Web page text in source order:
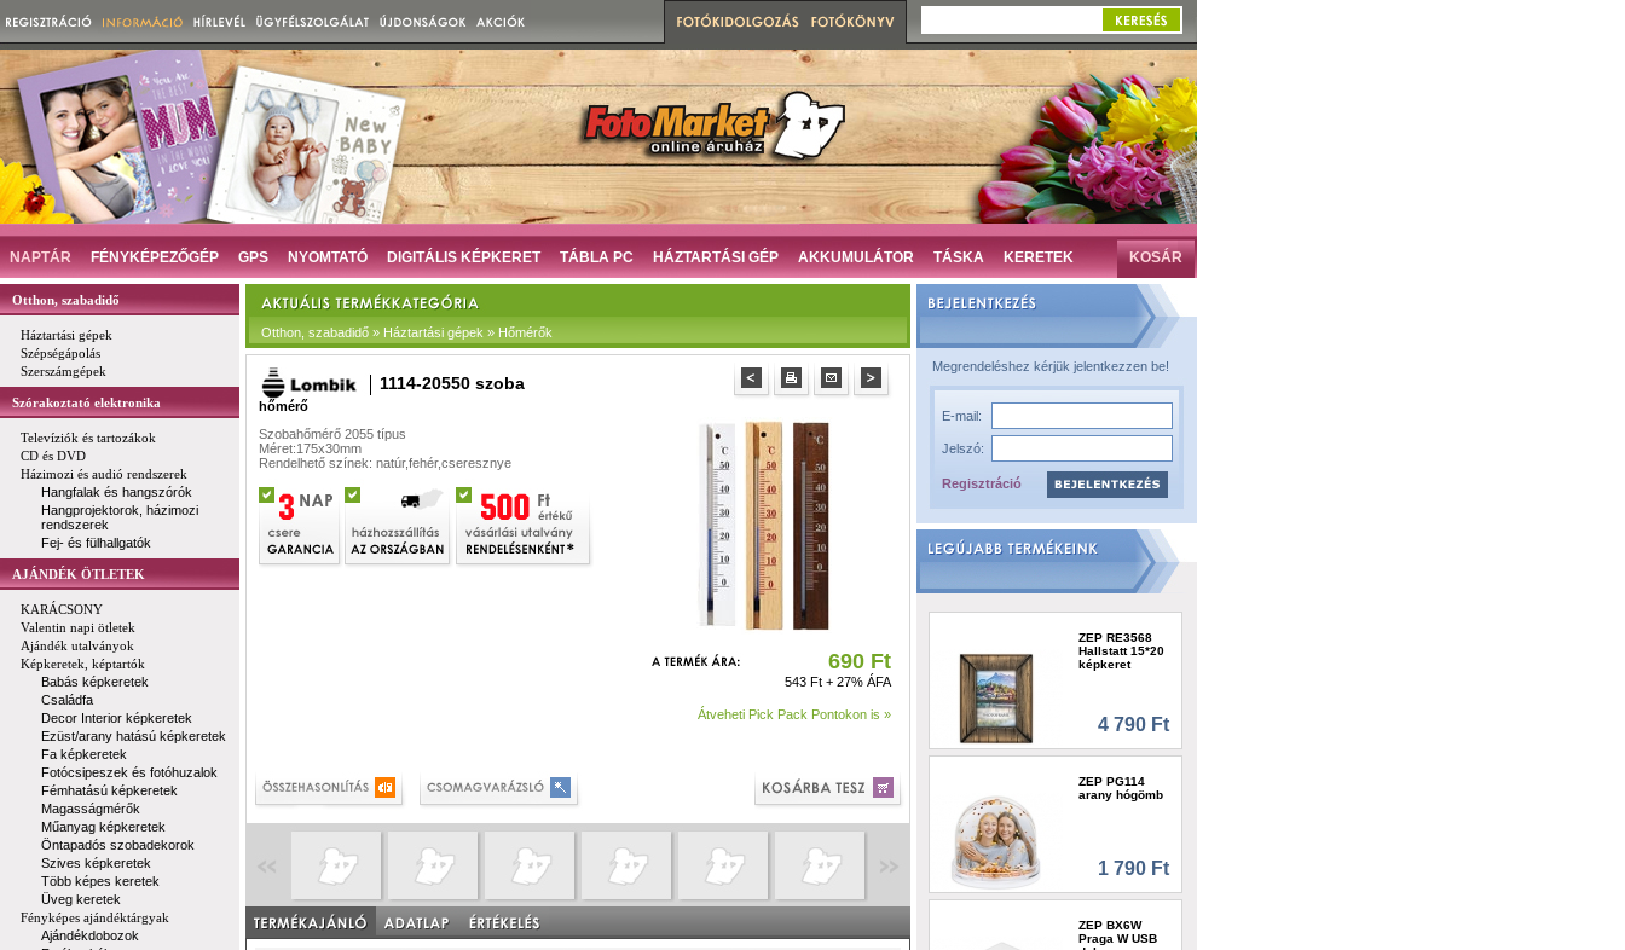
NAPTÁR FÉNYKÉPEZŐGÉP GPS NYOMTATÓ DIGITÁLIS KÉPKERET TÁBLA PC HÁZTARTÁSI GÉP AKKUMULÁTOR TÁSKA KERETEK KOSÁR
Otthon, szabadidő
Háztartási gépek
Szépségápolás
Szerszámgépek
Szórakoztató elektronika
Televíziók és tartozákok
CD és DVD
Házimozi és audió rendszerek
Hangfalak és hangszórók
Hangprojektorok, házimozi
rendszerek
Fej- és fülhallgatók
AJÁNDÉK ÖTLETEK
KARÁCSONY
Valentin napi ötletek
Ajándék utalványok
Képkeretek, képtartók
Babás képkeretek
Családfa
Decor Interior képkeretek
Ezüst/arany hatású képkeretek
Fa képkeretek
Fotócsipeszek és fotóhuzalok
Fémhatású képkeretek
Magasságmérők
Műanyag képkeretek
Öntapadós szobadekorok
Szives képkeretek
Több képes keretek
Üveg keretek
Fényképes ajándéktárgyak
Ajándékdobozok
Otthon, szabadidő » Háztartási gépek » Hőmérők
1114-20550 szoba
hőmérő
Szobahőmérő 2055 típus
Méret:175x30mm
Rendelhető színek: natúr,fehér,cseresznye
690 Ft
543 Ft + 27% ÁFA
Átveheti Pick Pack Pontokon is »
Megrendeléshez kérjük jelentkezzen be!
E-mail:
Jelszó:
Regisztráció
ZEP RE3568
Hallstatt 15*20
képkeret
4 790 Ft
ZEP PG114
arany hógömb
1 790 Ft
ZEP BX6W
Praga W USB